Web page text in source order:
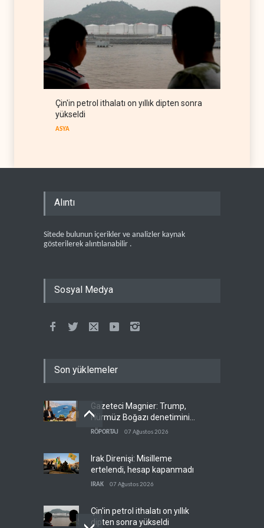
Çin'in petrol ithalatı on yıllık dipten sonra
yükseldi
ASYA
Alıntı
Sitede bulunun içerikler ve analizler kaynak
gösterilerek alıntılanabilir .
Sosyal Medya
Son yüklemeler
Gazeteci Magnier: Trump,
Hürmüz Boğazı denetimini
doğrudan İran ve Umman'a
RÖPORTAJ 07 Ağustos 2026
Irak Direnişi: Misilleme
ertelendi, hesap kapanmadı
IRAK 07 Ağustos 2026
Çin'in petrol ithalatı on yıllık
dipten sonra yükseldi